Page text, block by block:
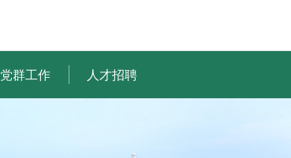
党群工作 人才招聘